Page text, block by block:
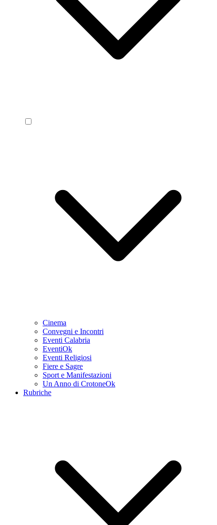
Cinema
Convegni e Incontri
Eventi Calabria
EventiOk
Eventi Religiosi
Fiere e Sagre
Sport e Manifestazioni
Un Anno di CrotoneOk
Rubriche